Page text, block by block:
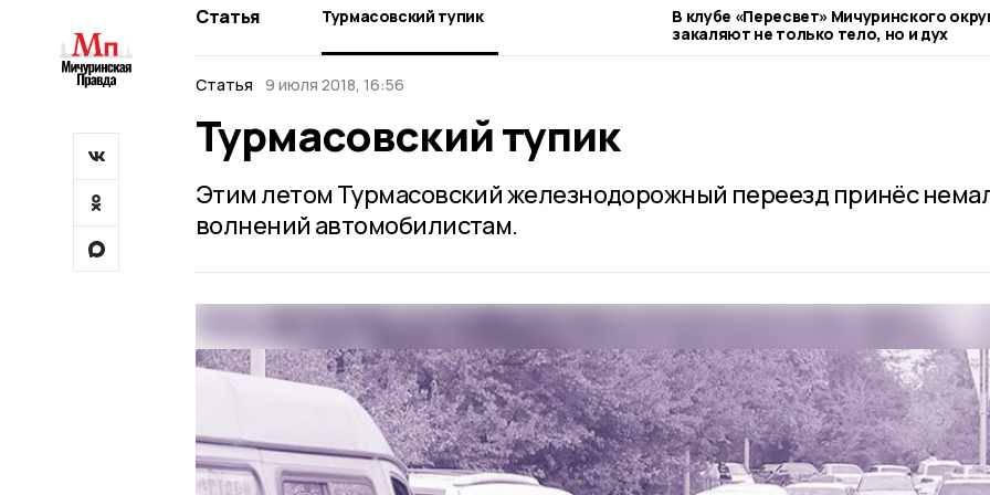
Статья Турмасовский тупик
В клубе «Пересвет» Мичуринского
закаляют не только тело, но и дух
Статья
9 июля 2018, 16:56
Турмасовский тупик
Этим летом Турмасовский железнодорожный переезд принёс
волнений автомобилистам.